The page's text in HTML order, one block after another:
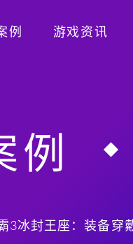
例 游戏资讯
例
3冰封王座：装备穿